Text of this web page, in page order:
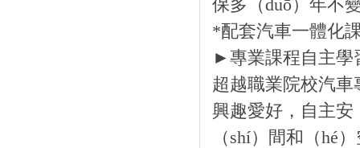
保多（duō）年不
*配套汽車一體化
►專業課程自主學
超越職業院校汽
興趣愛好，自主安
（shí）間和（hé